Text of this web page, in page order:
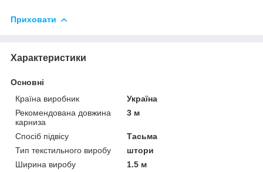
Приховати
Характеристики
Основні
Країна виробник
Україна
Рекомендована довжина
карниза
3 м
Спосіб підвісу
Тасьма
Тип текстильного виробу
штори
Ширина виробу
1.5 м